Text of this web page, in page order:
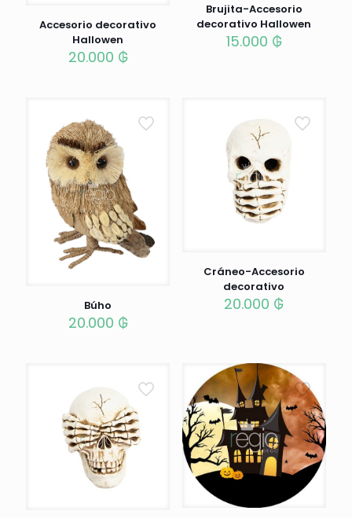
Accesorio decorativo
Hallowen
20.000 ₲
Brujita-Accesorio
decorativo Hallowen
15.000 ₲
Búho
20.000 ₲
Cráneo-Accesorio
decorativo
20.000 ₲